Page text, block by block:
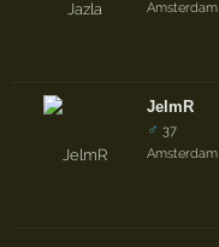
Amsterdam
JelmR
♂ 37
Amsterdam